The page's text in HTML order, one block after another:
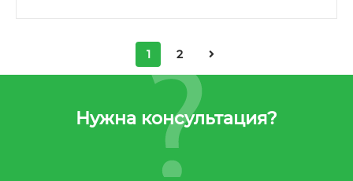
1 2
Нужна консультация?